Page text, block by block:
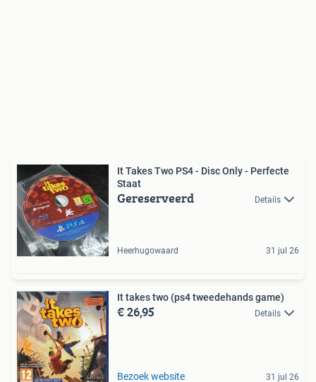
It Takes Two PS4 - Disc Only - Perfecte
Staat
Gereserveerd Details
Heerhugowaard 31 jul 26
It takes two (ps4 tweedehands game)
€ 26,95 Details
Bezoek website 31 jul 26